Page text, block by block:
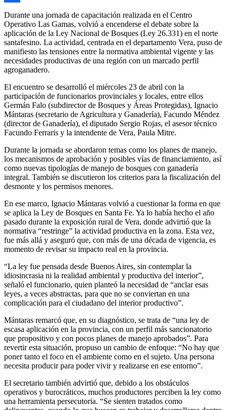
Compartir
Durante una jornada de capacitación realizada en el Centro
Operativo Las Gamas, volvió a encenderse el debate sobre la
aplicación de la Ley Nacional de Bosques (Ley 26.331) en el norte
santafesino. La actividad, centrada en el departamento Vera, puso de
manifiesto las tensiones entre la normativa ambiental vigente y las
necesidades productivas de una región con un marcado perfil
agroganadero.
El encuentro se desarrolló el miércoles 23 de abril con la
participación de funcionarios provinciales y locales, entre ellos
Germán Falo (subdirector de Bosques y Áreas Protegidas), Ignacio
Mántaras (secretario de Agricultura y Ganadería), Facundo Méndez
(director de Ganadería), el diputado Sergio Rojas, el asesor técnico
Facundo Ferraris y la intendente de Vera, Paula Mitre.
Durante la jornada se abordaron temas como los planes de manejo,
los mecanismos de aprobación y posibles vías de financiamiento, así
como nuevas tipologías de manejo de bosques con ganadería
integral. También se discutieron los criterios para la fiscalización del
desmonte y los permisos menores.
En ese marco, Ignacio Mántaras volvió a cuestionar la forma en que
se aplica la Ley de Bosques en Santa Fe. Ya lo había hecho el año
pasado durante la exposición rural de Vera, donde advirtió que la
normativa “restringe” la actividad productiva en la zona. Esta vez,
fue más allá y aseguró que, con más de una década de vigencia, es
momento de revisar su impacto real en la provincia.
“La ley fue pensada desde Buenos Aires, sin contemplar la
idiosincrasia ni la realidad ambiental y productiva del interior”,
señaló el funcionario, quien planteó la necesidad de “anclar esas
leyes, a veces abstractas, para que no se conviertan en una
complicación para el ciudadano del interior productivo”.
Mántaras remarcó que, en su diagnóstico, se trata de “una ley de
escasa aplicación en la provincia, con un perfil más sancionatorio
que propositivo y con pocos planes de manejo aprobados”. Para
revertir esta situación, propuso un cambio de enfoque: “No hay que
poner tanto el foco en el ambiente como en el sujeto. Una persona
necesita producir para poder vivir y realizarse en ese entorno”.
El secretario también advirtió que, debido a los obstáculos
operativos y burocráticos, muchos productores perciben la ley como
una herramienta persecutoria. “Se sienten tratados como